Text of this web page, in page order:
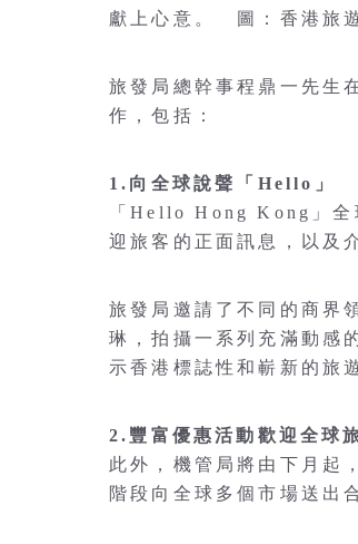
獻上心意。 圖：香港旅
旅發局總幹事程鼎一先生
作，包括：
1.向全球說聲「Hello」
「Hello Hong Kong」全
迎旅客的正面訊息，以及
旅發局邀請了不同的商界
琳，拍攝一系列充滿動感
示香港標誌性和嶄新的旅
2.豐富優惠活動歡迎全球
此外，機管局將由下月起
階段向全球多個市場送出